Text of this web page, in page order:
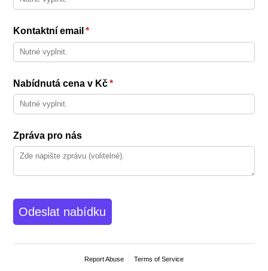
Kontaktní email *
(required)
Nabídnutá cena v Kč*
(required)
Zpráva pro nás
Odeslat nabídku
Report Abuse Terms of Service